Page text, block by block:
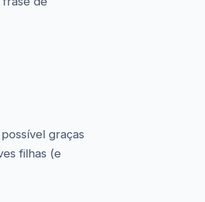
graças
filhas (e